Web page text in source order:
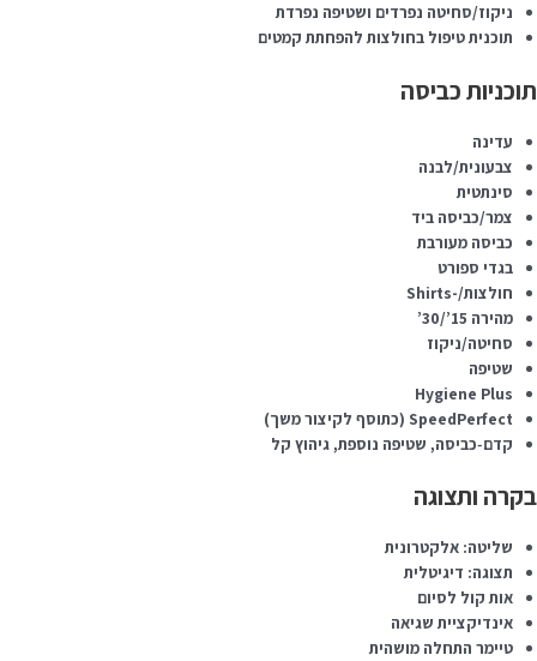
ניקוז/סחיטה נפרדים ושטיפה נפרדת
תוכנית טיפול בחולצות להפחתת קמטים
תוכניות כביסה
עדינה
צבעונית/לבנה
סינתטית
צמר/כביסה ביד
כביסה מעורבת
בגדי ספורט
חולצות/-Shirts
מהירה 15’/30’
סחיטה/ניקוז
שטיפה
Hygiene Plus
SpeedPerfect (כתוסף לקיצור משך)
קדם‑כביסה, שטיפה נוספת, גיהוץ קל
בקרה ותצוגה
שליטה: אלקטרונית
תצוגה: דיגיטלית
אות קול לסיום
אינדיקציית שגיאה
טיימר התחלה מושהית